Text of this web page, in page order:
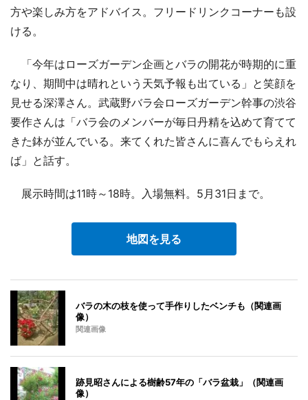
方や楽しみ方をアドバイス。フリードリンクコーナーも設
ける。
「今年はローズガーデン企画とバラの開花が時期的に重
なり、期間中は晴れという天気予報も出ている」と笑顔を
見せる深澤さん。武蔵野バラ会ローズガーデン幹事の渋谷
要作さんは「バラ会のメンバーが毎日丹精を込めて育てて
きた鉢が並んでいる。来てくれた皆さんに喜んでもらえれ
ば」と話す。
展示時間は11時～18時。入場無料。5月31日まで。
地図を見る
バラの木の枝を使って手作りしたベンチも（関連画
像）
関連画像
跡見昭さんによる樹齢57年の「バラ盆栽」（関連画
像）